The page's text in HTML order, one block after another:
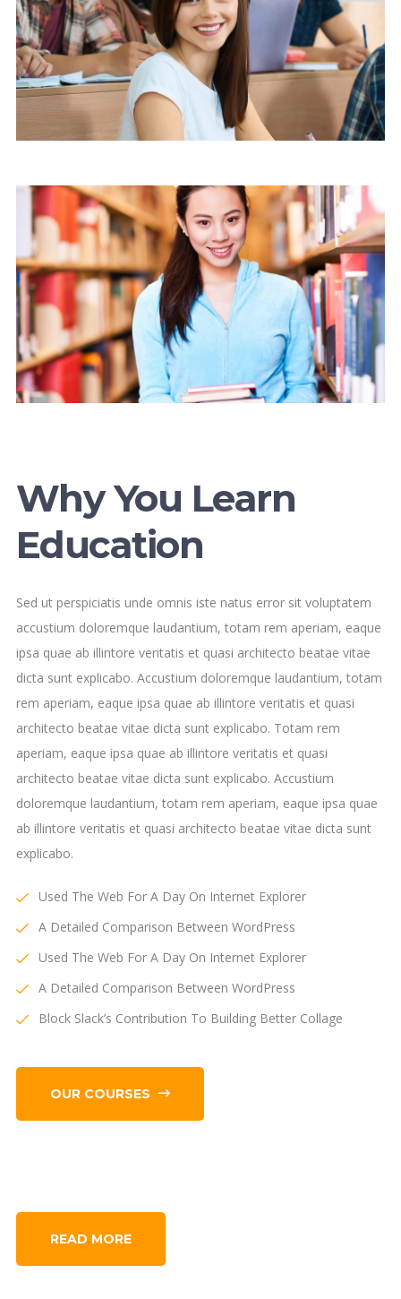
Why You Learn
Education
Sed ut perspiciatis unde omnis iste natus error sit voluptatem
accustium doloremque laudantium, totam rem aperiam, eaque
ipsa quae ab illintore veritatis et quasi architecto beatae vitae
dicta sunt explicabo. Accustium doloremque laudantium, totam
rem aperiam, eaque ipsa quae ab illintore veritatis et quasi
architecto beatae vitae dicta sunt explicabo. Totam rem
aperiam, eaque ipsa quae ab illintore veritatis et quasi
architecto beatae vitae dicta sunt explicabo. Accustium
doloremque laudantium, totam rem aperiam, eaque ipsa quae
ab illintore veritatis et quasi architecto beatae vitae dicta sunt
explicabo.
Used The Web For A Day On Internet Explorer
A Detailed Comparison Between WordPress
Used The Web For A Day On Internet Explorer
A Detailed Comparison Between WordPress
Block Slack’s Contribution To Building Better Collage
OUR COURSES
READ MORE